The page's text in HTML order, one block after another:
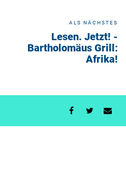
ALS NÄCHSTES
Lesen. Jetzt! -
Bartholomäus Grill:
Afrika!